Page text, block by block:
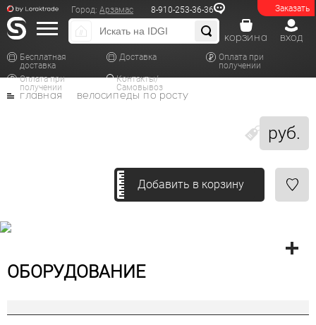
Заказать
Город: Арзамас 8-910-253-36-36
Бесплатная
доставка
Доставка
Оплата при
получении
Оплата при
получении
Контакты/
Самовывоз
вход
корзина
руб.
главная велосипеды по росту
Добавить в корзину
ОБОРУДОВАНИЕ